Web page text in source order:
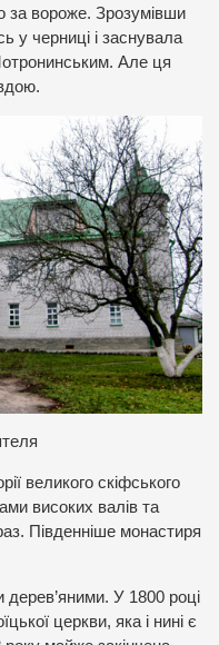
за вороже. Зрозумівши
у черниці і заснувала
Але ця
великого скіфського
високих валів та
Південніше монастиря
дерев’яними. У 1800 році
церкви, яка і нині є